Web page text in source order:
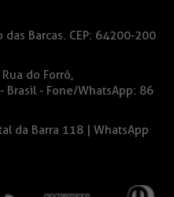
Barcas. CEP: 64200-200
Rua do Forró,
Brasil - Fone/WhatsApp: 86
da Barra 118 | WhatsApp